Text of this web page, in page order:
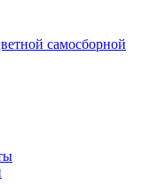
самосборной